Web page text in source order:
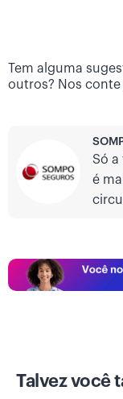
Tem alguma
outros? Nos conte
Só
é
Talvez você